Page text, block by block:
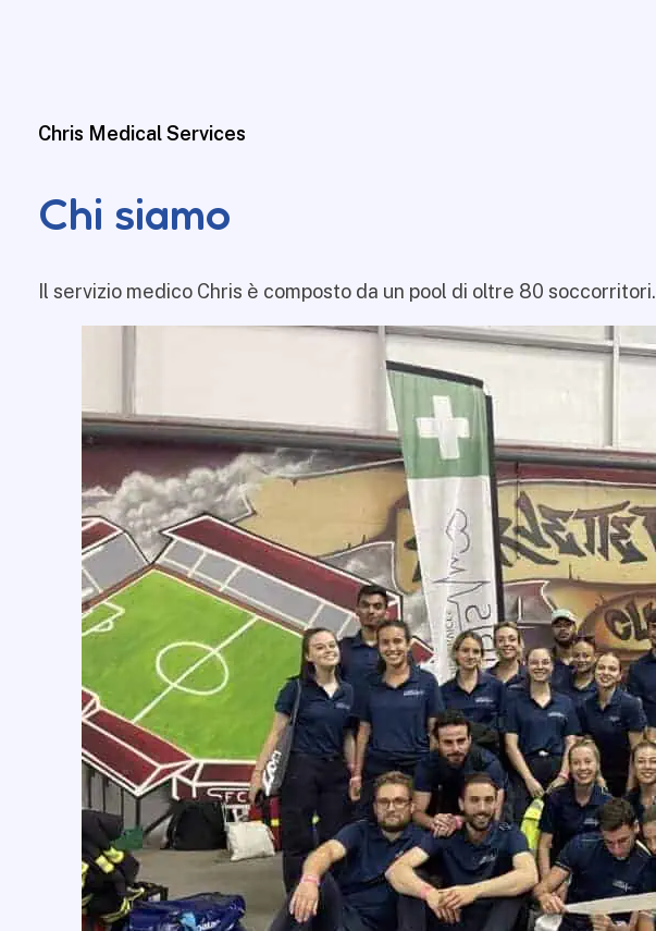
Chris Medical Services
Chi siamo
Il servizio medico Chris è composto da un pool di oltre 80 soccorritori.